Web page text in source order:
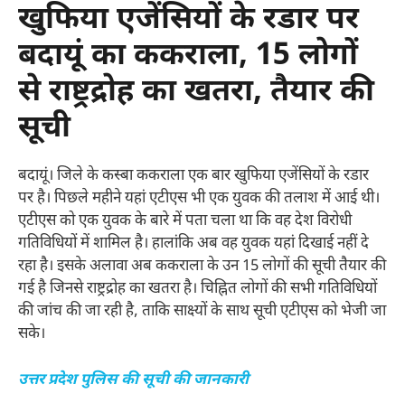
खुफिया एजेंसियों के रडार पर
बदायूं का ककराला, 15 लोगों
से राष्ट्रद्रोह का खतरा, तैयार की
सूची
बदायूं। जिले के कस्बा ककराला एक बार खुफिया एजेंसियों के रडार
पर है। पिछले महीने यहां एटीएस भी एक युवक की तलाश में आई थी।
एटीएस को एक युवक के बारे में पता चला था कि वह देश विरोधी
गतिविधियों में शामिल है। हालांकि अब वह युवक यहां दिखाई नहीं दे
रहा है। इसके अलावा अब ककराला के उन 15 लोगों की सूची तैयार की
गई है जिनसे राष्ट्रद्रोह का खतरा है। चिह्नित लोगों की सभी गतिविधियों
की जांच की जा रही है, ताकि साक्ष्यों के साथ सूची एटीएस को भेजी जा
सके।
उत्तर प्रदेश पुलिस की सूची की जानकारी